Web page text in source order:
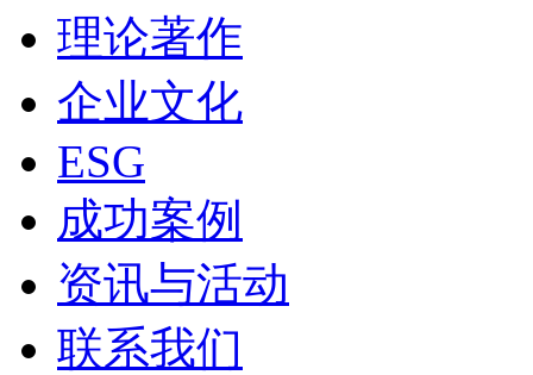
理论著作
企业文化
ESG
成功案例
资讯与活动
联系我们